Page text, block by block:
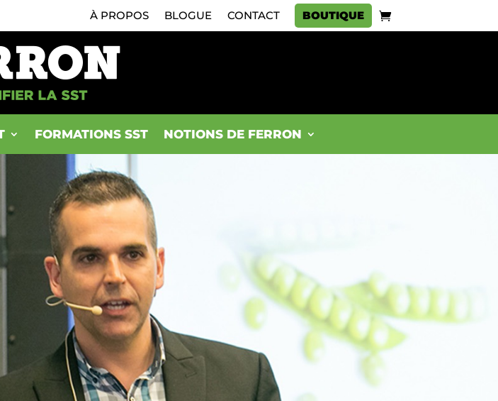
À PROPOS BLOGUE CONTACT BOUTIQUE
FORMATIONS SST NOTIONS DE FERRON